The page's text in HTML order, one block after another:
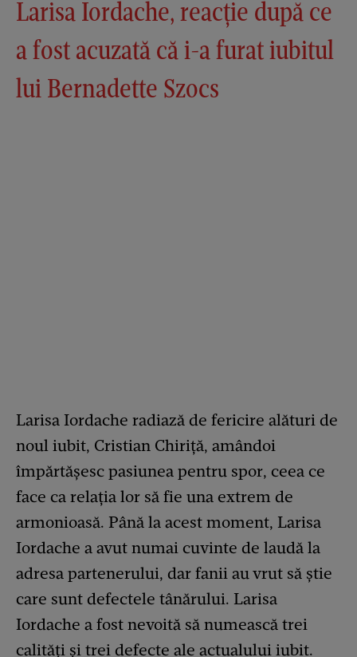
Larisa Iordache, reacție după ce
a fost acuzată că i-a furat iubitul
lui Bernadette Szocs
Larisa Iordache radiază de fericire alături de
noul iubit, Cristian Chiriță, amândoi
împărtășesc pasiunea pentru spor, ceea ce
face ca relația lor să fie una extrem de
armonioasă. Până la acest moment, Larisa
Iordache a avut numai cuvinte de laudă la
adresa partenerului, dar fanii au vrut să știe
care sunt defectele tânărului. Larisa
Iordache a fost nevoită să numească trei
calități și trei defecte ale actualului iubit.